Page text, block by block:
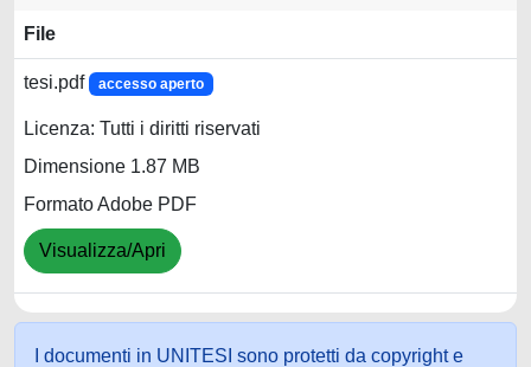
File
tesi.pdf accesso aperto
Licenza: Tutti i diritti riservati
Dimensione 1.87 MB
Formato Adobe PDF
Visualizza/Apri
I documenti in UNITESI sono protetti da copyright e